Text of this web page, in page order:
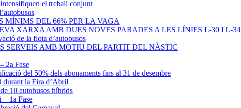
el treball conjunt
MÍNIMS DEL 66% PER LA VAGA
XARXA AMB DUES NOVES PARADES A LES LÍNIES L-30 I L-34
de la flota d’autobusos
SERVEIS AMB MOTIU DEL PARTIT DEL NÀSTIC
2a Fase
del 50% dels abonaments fins al 31 de desembre
la Fira d’Abril
10 autobusos híbrids
– 1a Fase